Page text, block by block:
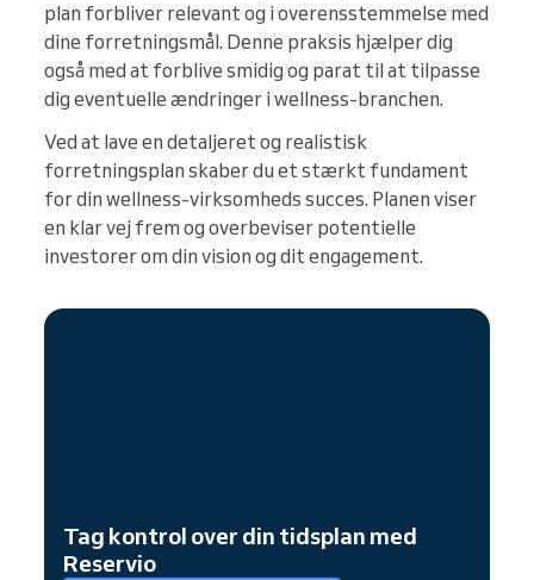
plan forbliver relevant og i overensstemmelse med
dine forretningsmål. Denne praksis hjælper dig
også med at forblive smidig og parat til at tilpasse
dig eventuelle ændringer i wellness-branchen.
Ved at lave en detaljeret og realistisk
forretningsplan skaber du et stærkt fundament
for din wellness-virksomheds succes. Planen viser
en klar vej frem og overbeviser potentielle
investorer om din vision og dit engagement.
Tag kontrol over din tidsplan med
Reservio